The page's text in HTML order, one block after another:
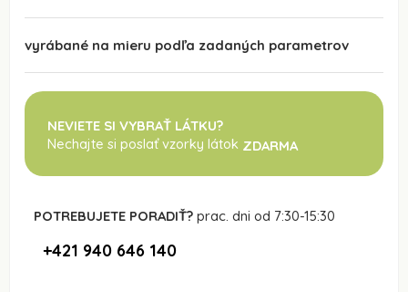
vyrábané na mieru podľa zadaných parametrov
NEVIETE SI VYBRAŤ LÁTKU?
Nechajte si poslať vzorky látok ZDARMA
POTREBUJETE PORADIŤ? prac. dni od 7:30-15:30
+421 940 646 140